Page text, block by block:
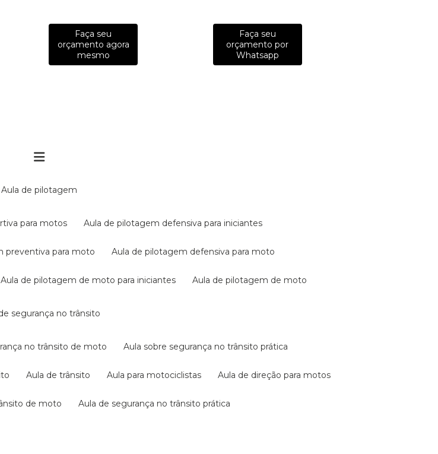
Faça seu
orçamento agora
mesmo
Faça seu
orçamento por
Whatsapp
aula de pilotagem
para motos aula de pilotagem defensiva para iniciantes
preventiva para moto aula de pilotagem defensiva para moto
aula de pilotagem de moto para iniciantes aula de pilotagem de moto
de segurança no trânsito
no trânsito de moto aula sobre segurança no trânsito prática
aula de trânsito aula para motociclistas aula de direção para motos
de moto aula de segurança no trânsito prática